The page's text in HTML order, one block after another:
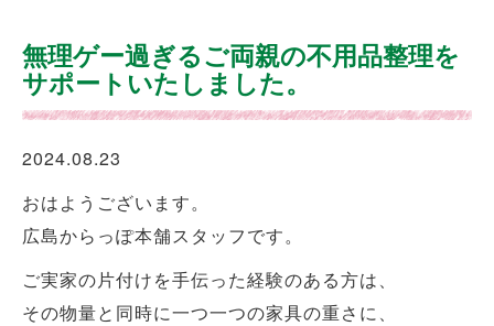
無理ゲー過ぎるご両親の不用品整理を
サポートいたしました。
2024.08.23
おはようございます。
広島からっぽ本舗スタッフです。
ご実家の片付けを手伝った経験のある方は、
その物量と同時に一つ一つの家具の重さに、